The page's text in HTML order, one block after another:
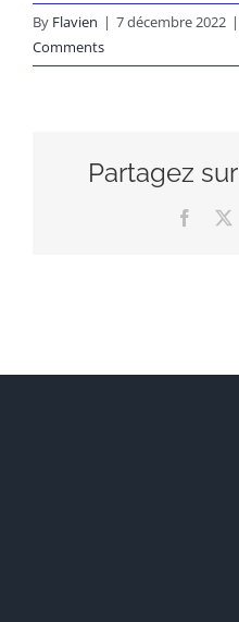
By Flavien | 7 décembre 2022 |
Comments
Partagez